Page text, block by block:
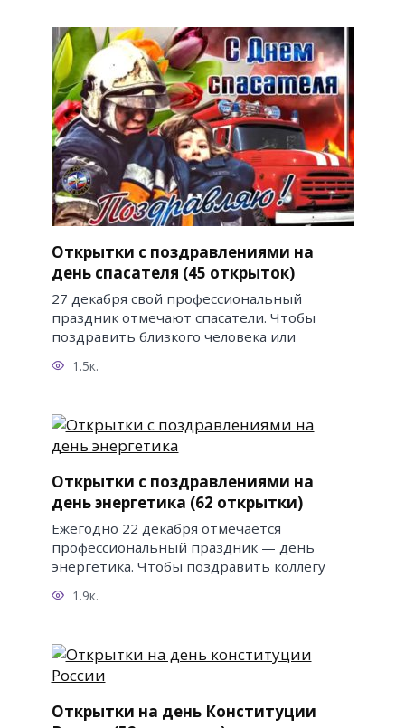
Открытки с поздравлениями на
день спасателя (45 открыток)
27 декабря свой профессиональный
праздник отмечают спасатели. Чтобы
поздравить близкого человека или
1.5к.
Открытки с поздравлениями на
день энергетика (62 открытки)
Ежегодно 22 декабря отмечается
профессиональный праздник — день
энергетика. Чтобы поздравить коллегу
1.9к.
Открытки на день Конституции